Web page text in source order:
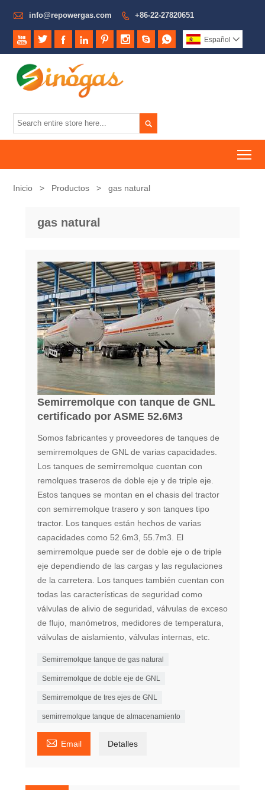
 info@repowergas.com  +86-22-27820651
        Español 

Inicio > Productos > gas natural
gas natural
Semirremolque con tanque de GNL
certificado por ASME 52.6M3
Somos fabricantes y proveedores de tanques de
semirremolques de GNL de varias capacidades.
Los tanques de semirremolque cuentan con
remolques traseros de doble eje y de triple eje.
Estos tanques se montan en el chasis del tractor
con semirremolque trasero y son tanques tipo
tractor. Los tanques están hechos de varias
capacidades como 52.6m3, 55.7m3. El
semirremolque puede ser de doble eje o de triple
eje dependiendo de las cargas y las regulaciones
de la carretera. Los tanques también cuentan con
todas las características de seguridad como
válvulas de alivio de seguridad, válvulas de exceso
de flujo, manómetros, medidores de temperatura,
válvulas de aislamiento, válvulas internas, etc.
Semirremolque tanque de gas natural
Semirremolque de doble eje de GNL
Semirremolque de tres ejes de GNL
semirremolque tanque de almacenamiento
 Email Detalles